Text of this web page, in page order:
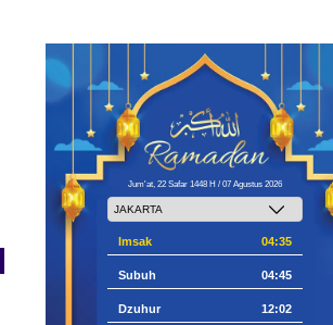
Jum'at, 22 Safar 1448 H / 07 Agustus 2026
Imsak 04:35
Subuh 04:45
Dzuhur 12:02